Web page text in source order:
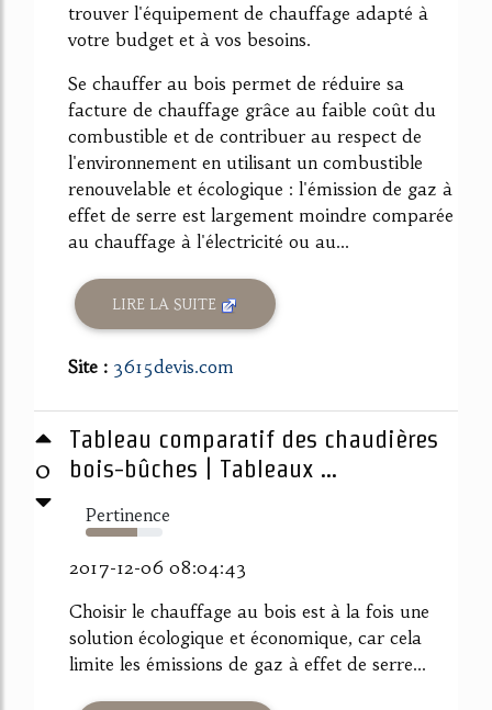
trouver l'équipement de chauffage adapté à
votre budget et à vos besoins.
Se chauffer au bois permet de réduire sa
facture de chauffage grâce au faible coût du
combustible et de contribuer au respect de
l'environnement en utilisant un combustible
renouvelable et écologique : l'émission de gaz à
effet de serre est largement moindre comparée
au chauffage à l'électricité ou au...
LIRE LA SUITE
Site : 3615devis.com
0
Tableau comparatif des chaudières
bois-bûches | Tableaux ...
Pertinence
67%
2017-12-06 08:04:43
Choisir le chauffage au bois est à la fois une
solution écologique et économique, car cela
limite les émissions de gaz à effet de serre...